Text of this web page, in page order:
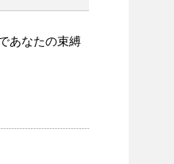
あなたの束縛